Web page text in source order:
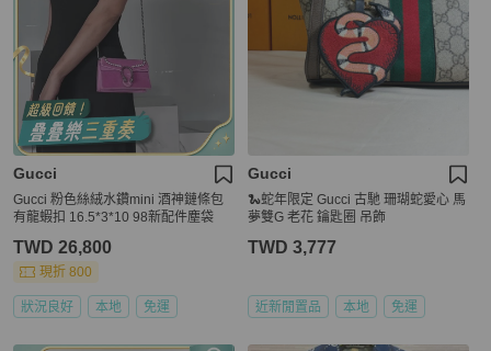
Gucci
Gucci 粉色絲絨水鑽mini 酒神鏈條包
有龍蝦扣 16.5*3*10 98新配件塵袋
TWD 26,800
現折 800
狀況良好 本地 免運
Gucci
🐍蛇年限定 Gucci 古馳 珊瑚蛇愛心 馬
夢雙G 老花 鑰匙圈 吊飾
TWD 3,777
近新閒置品 本地 免運